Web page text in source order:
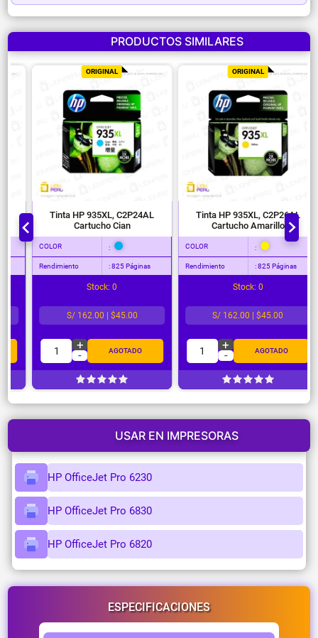
PRODUCTOS SIMILARES
ORIGINAL
Tinta HP 934XL, C2P23AL
Cartucho Negro
COLOR
Rendimiento : 1000 paginas
Stock: 0
S/ 234.00 | $65.00
+ AGOTADO
ORIGINAL
Tinta HP 935XL, C2P24AL
Cartucho Cian
COLOR
Rendimiento : 825 Páginas
Stock: 0
S/ 162.00 | $45.00
+ AGOTADO
USAR EN IMPRESORAS
HP OfficeJet Pro 6230
HP OfficeJet Pro 6830
HP OfficeJet Pro 6820
ESPECIFICACIONES